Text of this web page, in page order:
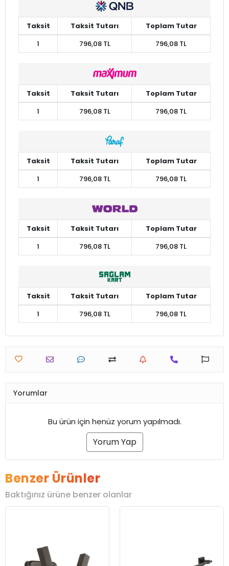
Taksit Taksit Tutarı
Toplam Tutar
1
796,08 TL 796,08 TL
Taksit Taksit Tutarı
Toplam Tutar
1
796,08 TL 796,08 TL
Taksit Taksit Tutarı
Toplam Tutar
1
796,08 TL 796,08 TL
Taksit Taksit Tutarı
Toplam Tutar
1
796,08 TL 796,08 TL
Taksit Taksit Tutarı
Toplam Tutar
1
796,08 TL 796,08 TL
Yorumlar
Bu ürün için henüz yorum yapılmadı.
Yorum Yap
Benzer Ürünler
Baktığınız ürüne benzer olanlar